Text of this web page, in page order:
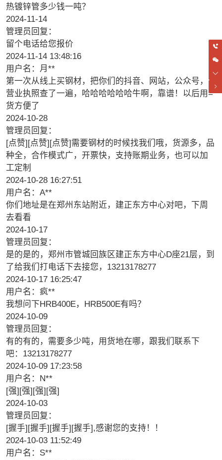
热镀锌管多少钱一吨？
2024-11-14
管理员回复：
留个电话给您报价
2024-11-14 13:48:16
用户名：月**
第一次从线上买钢材，把你们的抖音、网站，公众号，
营业执照查了一遍，哈哈哈哈哈哈牛啊，靠谱！以后用=
货方便了
2024-10-28
管理员回复：
[点赞][点赞][点赞]需要钢材的时候找我们哦，货源多，品
种全，合作模式广，开票快，支持账期业务，也可以加
工定制
2024-10-28 16:27:51
用户名：A**
你们地址是在郑州东站附近，建正东方中心对吧，下周
去看看
2024-10-17
管理员回复：
是的是的，郑州市管城回族区建正东方中心D座21层，到
了给我们打电话下去接您，13213178277
2024-10-17 16:25:47
用户名：疯**
我想问下HRB400E，HRB500E有吗？
2024-10-09
管理员回复：
有的有的，需要多少吨，用货地在哪，跟我们联系下
吧：13213178277
2024-10-09 17:23:58
用户名：N**
[强][强][强][强]
2024-10-03
管理员回复：
[握手][握手][握手][握手],感谢您的支持！！
2024-10-03 11:52:49
用户名：S**